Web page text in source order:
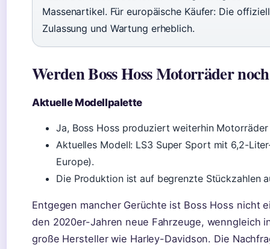
Massenartikel. Für europäische Käufer: Die
Zulassung und Wartung erheblich.
Werden Boss Hoss Motorräder
Aktuelle Modellpalette
Ja, Boss Hoss produziert weiterhin
Aktuelles Modell: LS3 Super Sport mit 6,2-
Europe).
Die Produktion ist auf begrenzte Stückzahlen
Entgegen mancher Gerüchte ist Boss Hoss nicht
den 2020er-Jahren neue Fahrzeuge, wenngleich
große Hersteller wie Harley-Davidson. Die